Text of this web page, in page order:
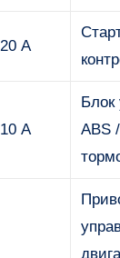
20 А
10 А
Блок
ABS